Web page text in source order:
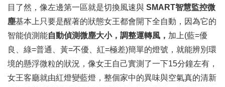
目了然，像左邊第一區就是切換風速與 SMART智慧監控微
塵基本上只要是醒著的狀態女王都會開下全自動，因為它的
智能偵測能自動偵測微塵大小，調整運轉風， 加上(藍=優
良、綠=普通、黃=不優、紅=極差)簡單的燈號，就能辨別環
境的懸浮微粒的狀況，像女王自己實測了一下15分鐘左有，
女王客廳就由紅燈變藍燈，整個家中的異味與空氣真的清新